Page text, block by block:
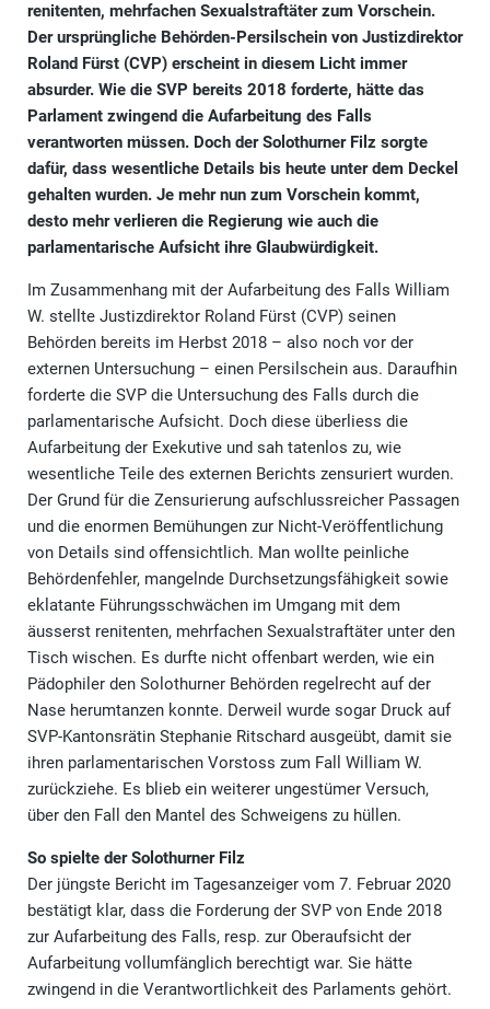
renitenten, mehrfachen Sexualstraftäter zum Vorschein.
Der ursprüngliche Behörden-Persilschein von Justizdirektor
Roland Fürst (CVP) erscheint in diesem Licht immer
absurder. Wie die SVP bereits 2018 forderte, hätte das
Parlament zwingend die Aufarbeitung des Falls
verantworten müssen. Doch der Solothurner Filz sorgte
dafür, dass wesentliche Details bis heute unter dem Deckel
gehalten wurden. Je mehr nun zum Vorschein kommt,
desto mehr verlieren die Regierung wie auch die
parlamentarische Aufsicht ihre Glaubwürdigkeit.
Im Zusammenhang mit der Aufarbeitung des Falls William
W. stellte Justizdirektor Roland Fürst (CVP) seinen
Behörden bereits im Herbst 2018 – also noch vor der
externen Untersuchung – einen Persilschein aus. Daraufhin
forderte die SVP die Untersuchung des Falls durch die
parlamentarische Aufsicht. Doch diese überliess die
Aufarbeitung der Exekutive und sah tatenlos zu, wie
wesentliche Teile des externen Berichts zensuriert wurden.
Der Grund für die Zensurierung aufschlussreicher Passagen
und die enormen Bemühungen zur Nicht-Veröffentlichung
von Details sind offensichtlich. Man wollte peinliche
Behördenfehler, mangelnde Durchsetzungsfähigkeit sowie
eklatante Führungsschwächen im Umgang mit dem
äusserst renitenten, mehrfachen Sexualstraftäter unter den
Tisch wischen. Es durfte nicht offenbart werden, wie ein
Pädophiler den Solothurner Behörden regelrecht auf der
Nase herumtanzen konnte. Derweil wurde sogar Druck auf
SVP-Kantonsrätin Stephanie Ritschard ausgeübt, damit sie
ihren parlamentarischen Vorstoss zum Fall William W.
zurückziehe. Es blieb ein weiterer ungestümer Versuch,
über den Fall den Mantel des Schweigens zu hüllen.
So spielte der Solothurner Filz
Der jüngste Bericht im Tagesanzeiger vom 7. Februar 2020
bestätigt klar, dass die Forderung der SVP von Ende 2018
zur Aufarbeitung des Falls, resp. zur Oberaufsicht der
Aufarbeitung vollumfänglich berechtigt war. Sie hätte
zwingend in die Verantwortlichkeit des Parlaments gehört.